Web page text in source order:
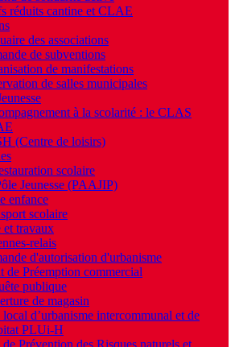
réduits cantine et CLAE
des associations
de subventions
de manifestations
de salles municipales
à la scolarité : le CLAS
(Centre de loisirs)
scolaire
Jeunesse (PAAJIP)
enfance
scolaire
et travaux
relais
d'autorisation d'urbanisme
de Préemption commercial
publique
de magasin
local d’urbanisme intercommunal et de
PLUi-H
de Prévention des Risques naturels et